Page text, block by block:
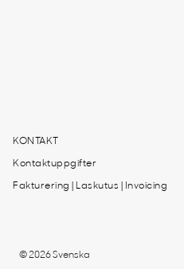
KONTAKT
Kontaktuppgifter
Fakturering | Laskutus | Invoicing
© 2026 Svenska